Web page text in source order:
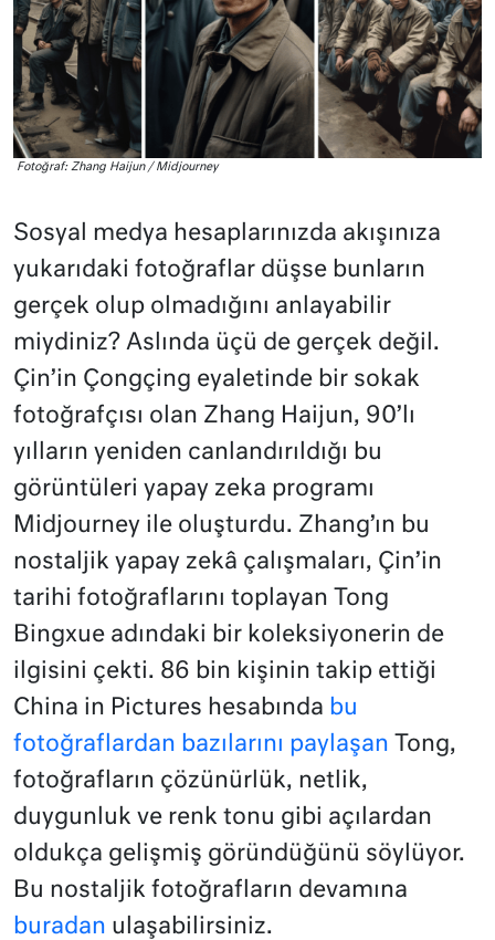
Fotoğraf: Zhang Haijun / Midjourney
Sosyal medya hesaplarınızda akışınıza
yukarıdaki fotoğraflar düşse bunların
gerçek olup olmadığını anlayabilir
miydiniz? Aslında üçü de gerçek değil.
Çin’in Çongçing eyaletinde bir sokak
fotoğrafçısı olan Zhang Haijun, 90’lı
yılların yeniden canlandırıldığı bu
görüntüleri yapay zeka programı
Midjourney ile oluşturdu. Zhang’ın bu
nostaljik yapay zekâ çalışmaları, Çin’in
tarihi fotoğraflarını toplayan Tong
Bingxue adındaki bir koleksiyonerin de
ilgisini çekti. 86 bin kişinin takip ettiği
China in Pictures hesabında bu
fotoğraflardan bazılarını paylaşan Tong,
fotoğrafların çözünürlük, netlik,
duygunluk ve renk tonu gibi açılardan
oldukça gelişmiş göründüğünü söylüyor.
Bu nostaljik fotoğrafların devamına
buradan ulaşabilirsiniz.